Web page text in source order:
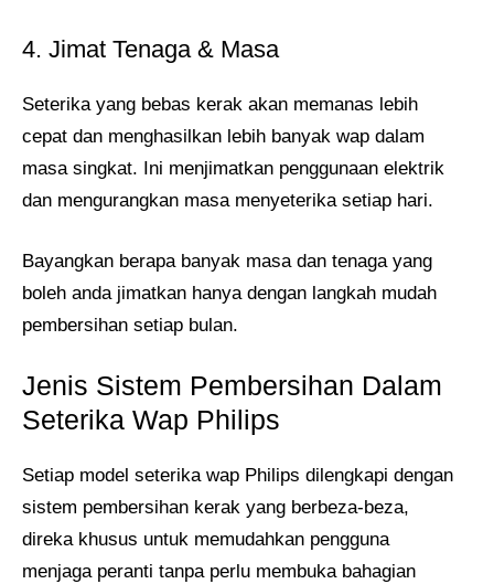
4. Jimat Tenaga & Masa
Seterika yang bebas kerak akan memanas lebih
cepat dan menghasilkan lebih banyak wap dalam
masa singkat. Ini menjimatkan penggunaan elektrik
dan mengurangkan masa menyeterika setiap hari.
Bayangkan berapa banyak masa dan tenaga yang
boleh anda jimatkan hanya dengan langkah mudah
pembersihan setiap bulan.
Jenis Sistem Pembersihan Dalam
Seterika Wap Philips
Setiap model seterika wap Philips dilengkapi dengan
sistem pembersihan kerak yang berbeza-beza,
direka khusus untuk memudahkan pengguna
menjaga peranti tanpa perlu membuka bahagian